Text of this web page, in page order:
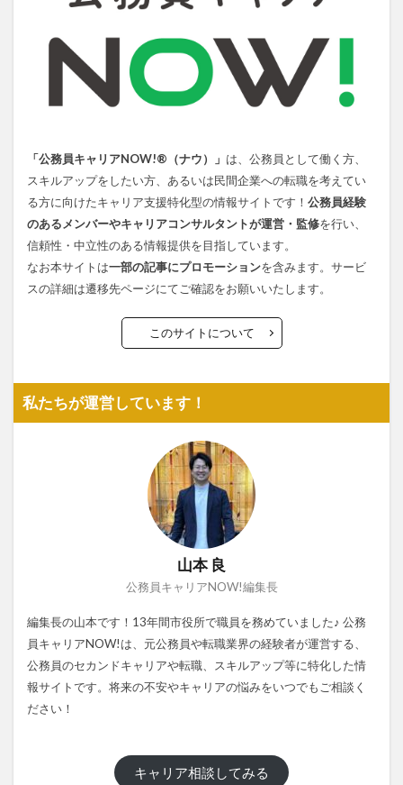
「公務員キャリアNOW!®（ナウ）」 は、公務員として働く方、
スキルアップをしたい方、あるいは民間企業への転職を考えてい
る方に向けたキャリア支援特化型の情報サイトです！ 公務員経験
のあるメンバーやキャリアコンサルタントが運営・監修を行い、
信頼性・中立性のある情報提供を目指しています。
なお本サイトは一部の記事にプロモーションを含みます。サービ
スの詳細は遷移先ページにてご確認をお願いいたします。
このサイトについて
私たちが運営しています！
山本 良
公務員キャリアNOW!編集長
編集長の山本です！13年間市役所で職員を務めていました♪ 公務
員キャリアNOW!は、元公務員や転職業界の経験者が運営する、
公務員のセカンドキャリアや転職、スキルアップ等に特化した情
報サイトです。将来の不安やキャリアの悩みをいつでもご相談く
ださい！
キャリア相談してみる